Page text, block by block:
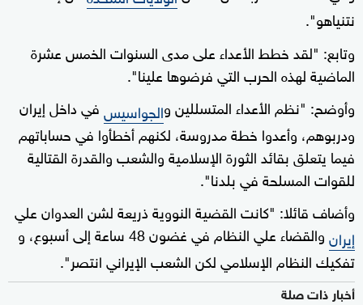
نتنياهو".
وتابع: "لقد خطط الأعداء على مدى السنوات الخمس عشرة
الماضية لهذه الحرب التي فرضوها علينا".
وأوضح: "نظم الأعداء المتسللين والجواسيسفي داخل إيران
ودربوهم، وأعدوا خطة مدروسة، لكنهم أخطأوا في حساباتهم
فيما يتعلق بقائد الثورة الإسلامية والشعب والقدرة القتالية
للقوات المسلحة في بلدنا".
وأضاف قائلا: "كانت القضية النووية ذريعة لشن العدوان علي
إيران
والقضاء علي النظام في غضون 48 ساعة إلى أسبوع، و
تفكيك النظام الإسلامي لكن الشعب الإيراني انتصر".
أخبار ذات صلة